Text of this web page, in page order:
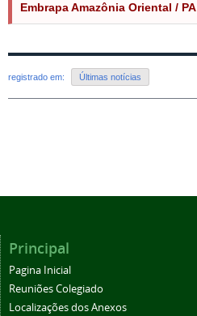
Embrapa Amazônia Oriental / PA
registrado em: Últimas notícias
Principal
Pagina Inicial
Reuniões Colegiado
Localizações dos Anexos